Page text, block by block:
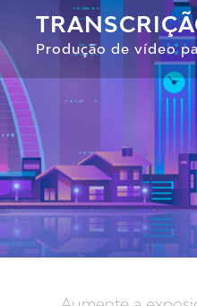
Produção de vídeo